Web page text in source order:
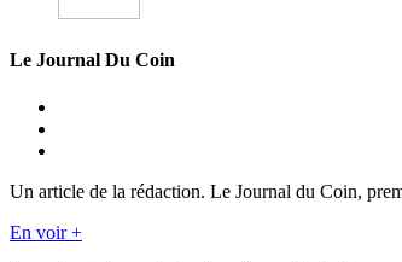
Le Journal Du Coin
Un article de la rédaction. Le Journal du Coin,
En voir +